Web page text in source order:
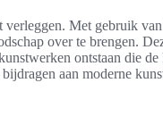
verleggen. Met gebruik
over te brengen.
ontstaan die
aan moderne